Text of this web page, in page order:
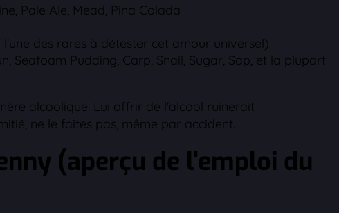
Pale Ale, Mead, Pina Colada
des rares à détester cet amour universel)
Seafoam Pudding, Carp, Snail, Sugar, Sap, et la plupart
alcoolique. Lui offrir de l'alcool ruinerait
ne le faites pas, même par accident.
(aperçu de l'emploi du